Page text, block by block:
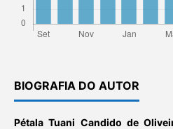
BIOGRAFIA DO AUTOR
Pétala Tuani Candido de